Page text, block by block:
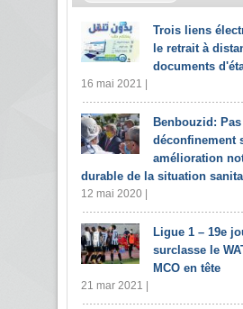
Trois liens
le retrait à
documents
16 mai 2021 |
Benbouzid:
déconfinement
amélioration
durable de la situation
12 mai 2020 |
Ligue 1 – 19e
surclasse le
MCO en tête
21 mar 2021 |